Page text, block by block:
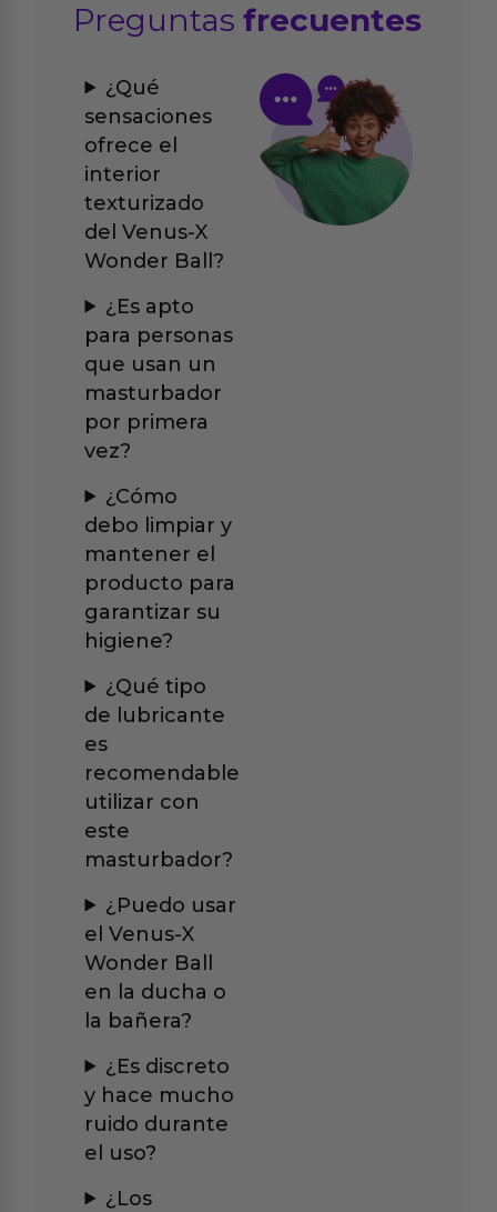
Preguntasfrecuentes
¿Qué
sensaciones
ofrece el
interior
texturizado
del Venus-X
Wonder Ball?
¿Es apto
para personas
que usan un
masturbador
por primera
vez?
¿Cómo
debo limpiar y
mantener el
producto para
garantizar su
higiene?
¿Qué tipo
de lubricante
es
recomendable
utilizar con
este
masturbador?
¿Puedo usar
el Venus-X
Wonder Ball
en la ducha o
la bañera?
¿Es discreto
y hace mucho
ruido durante
el uso?
¿Los